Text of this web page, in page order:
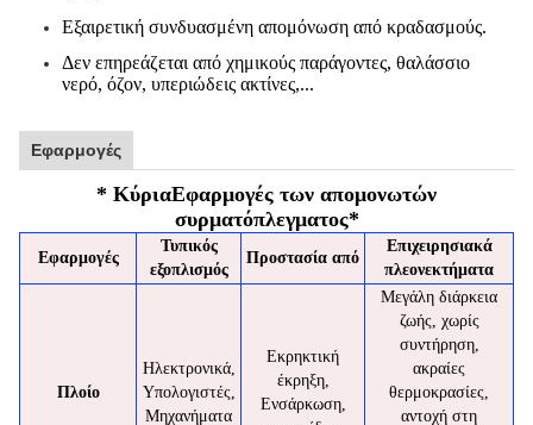
Εξαιρετική συνδυασμένη απομόνωση από κραδασμούς.
Δεν επηρεάζεται από χημικούς παράγοντες, θαλάσσιο
νερό, όζον, υπεριώδεις ακτίνες,...
Εφαρμογές
* ΚύριαΕφαρμογές των απομονωτών
συρματόπλεγματος*
Εφαρμογές
Τυπικός
εξοπλισμός
Προστασία από
Επιχειρησιακά
πλεονεκτήματα
Πλοίο
Ηλεκτρονικά,
Υπολογιστές,
Μηχανήματα
Εκρηκτική
έκρηξη,
Ενσάρκωση,
Μεγάλη διάρκεια
ζωής, χωρίς
συντήρηση,
ακραίες
θερμοκρασίες,
αντοχή στη